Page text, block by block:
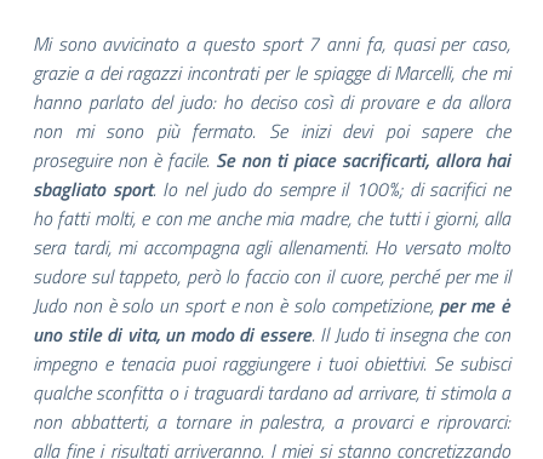
Mi sono avvicinato a questo sport 7 anni fa, quasi per caso,
grazie a dei ragazzi incontrati per le spiagge di Marcelli, che mi
hanno parlato del judo: ho deciso così di provare e da allora
non mi sono più fermato. Se inizi devi poi sapere che
proseguire non è facile. Se non ti piace sacrificarti, allora hai
sbagliato sport. Io nel judo do sempre il 100%; di sacrifici ne
ho fatti molti, e con me anche mia madre, che tutti i giorni, alla
sera tardi, mi accompagna agli allenamenti. Ho versato molto
sudore sul tappeto, però lo faccio con il cuore, perché per me il
Judo non è solo un sport e non è solo competizione, per me ė
uno stile di vita, un modo di essere. Il Judo ti insegna che con
impegno e tenacia puoi raggiungere i tuoi obiettivi. Se subisci
qualche sconfitta o i traguardi tardano ad arrivare, ti stimola a
non abbatterti, a tornare in palestra, a provarci e riprovarci:
alla fine i risultati arriveranno. I miei si stanno concretizzando